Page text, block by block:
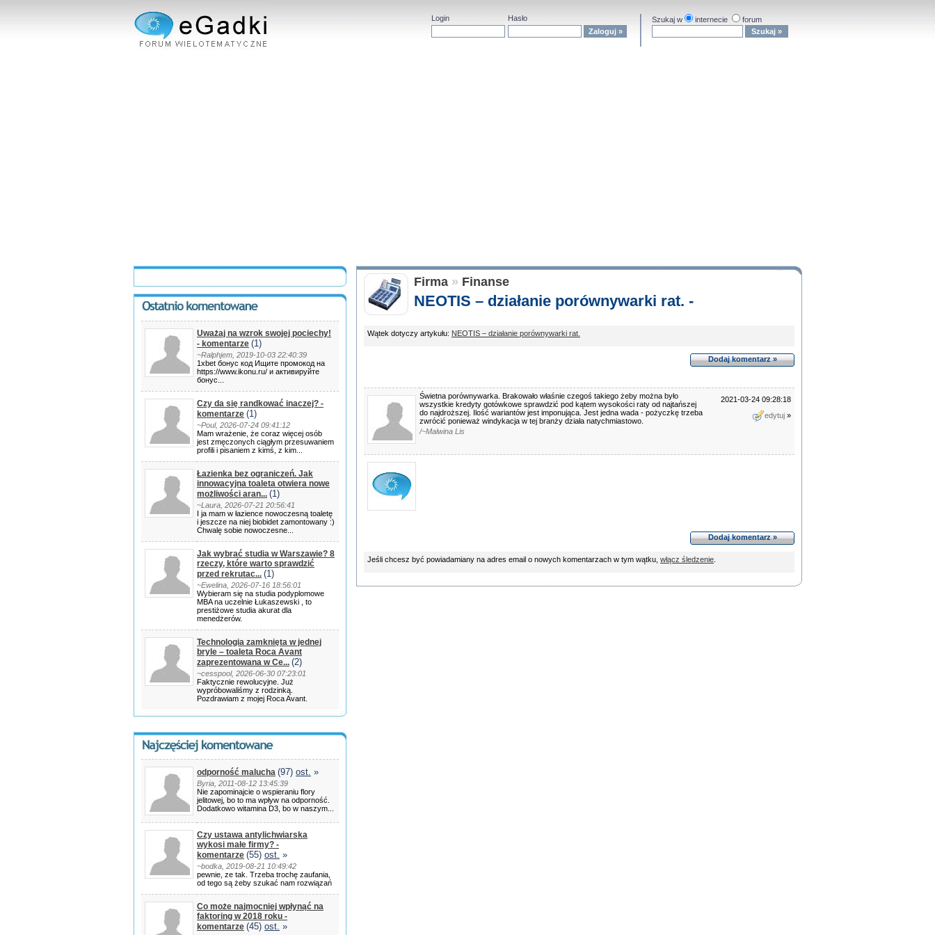
Szukaj w internecie forum
Hasło
Login
Uważaj na wzrok swojej pociechy!
- komentarze (1)
~Ralphjem, 2019-10-03 22:40:39
1xbet бонус код Ищите промокод на
https://www.ikonu.ru/ и активируйте
бонус...
Czy da się randkować inaczej? -
komentarze (1)
~Poul, 2026-07-24 09:41:12
Mam wrażenie, że coraz więcej osób
jest zmęczonych ciągłym przesuwaniem
profili i pisaniem z kimś, z kim...
Łazienka bez ograniczeń. Jak
innowacyjna toaleta otwiera nowe
możliwości aran... (1)
~Laura, 2026-07-21 20:56:41
I ja mam w łazience nowoczesną toaletę
i jeszcze na niej biobidet zamontowany :)
Chwalę sobie nowoczesne...
Jak wybrać studia w Warszawie? 8
rzeczy, które warto sprawdzić
przed rekrutac... (1)
~Ewelina, 2026-07-16 18:56:01
Wybieram się na studia podyplomowe
MBA na uczelnie Łukaszewski , to
prestiżowe studia akurat dla
menedżerów.
Technologia zamknięta w jednej
bryle – toaleta Roca Avant
zaprezentowana w Ce... (2)
~cesspool, 2026-06-30 07:23:01
Faktycznie rewolucyjne. Już
wypróbowaliśmy z rodzinką.
Pozdrawiam z mojej Roca Avant.
odporność malucha (97) ost. »
Byria, 2011-08-12 13:45:39
Nie zapominajcie o wspieraniu flory
jelitowej, bo to ma wpływ na odporność.
Dodatkowo witamina D3, bo w naszym...
Czy ustawa antylichwiarska
wykosi małe firmy? -
komentarze (55) ost. »
~bodka, 2019-08-21 10:49:42
pewnie, ze tak. Trzeba trochę zaufania,
od tego są żeby szukać nam rozwiązań
Co może najmocniej wpłynąć na
faktoring w 2018 roku -
komentarze (45) ost. »
Firma » Finanse
NEOTIS – działanie porównywarki rat. -
Wątek dotyczy artykułu: NEOTIS – działanie porównywarki rat.
Dodaj komentarz »
Świetna porównywarka. Brakowało właśnie czegoś takiego żeby można było
wszystkie kredyty gotówkowe sprawdzić pod kątem wysokości raty od najtańszej
do najdroższej. Ilość wariantów jest imponująca. Jest jedna wada - pożyczkę trzeba
zwrócić ponieważ windykacja w tej branży działa natychmiastowo.
/~Malwina Lis
2021-03-24 09:28:18
edytuj »
Dodaj komentarz »
Jeśli chcesz być powiadamiany na adres email o nowych komentarzach w tym wątku, włącz śledzenie